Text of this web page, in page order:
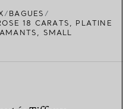
BAGUES
18 CARATS, PLATINE
SMALL